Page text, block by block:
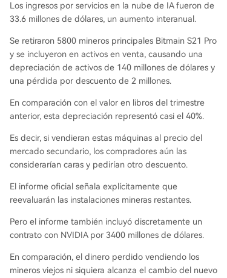
Los ingresos por servicios en la nube de IA fueron de
33.6 millones de dólares, un aumento interanual.
Se retiraron 5800 mineros principales Bitmain S21 Pro
y se incluyeron en activos en venta, causando una
depreciación de activos de 140 millones de dólares y
una pérdida por descuento de 2 millones.
En comparación con el valor en libros del trimestre
anterior, esta depreciación representó casi el 40%.
Es decir, si vendieran estas máquinas al precio del
mercado secundario, los compradores aún las
considerarían caras y pedirían otro descuento.
El informe oficial señala explícitamente que
reevaluarán las instalaciones mineras restantes.
Pero el informe también incluyó discretamente un
contrato con NVIDIA por 3400 millones de dólares.
En comparación, el dinero perdido vendiendo los
mineros viejos ni siquiera alcanza el cambio del nuevo